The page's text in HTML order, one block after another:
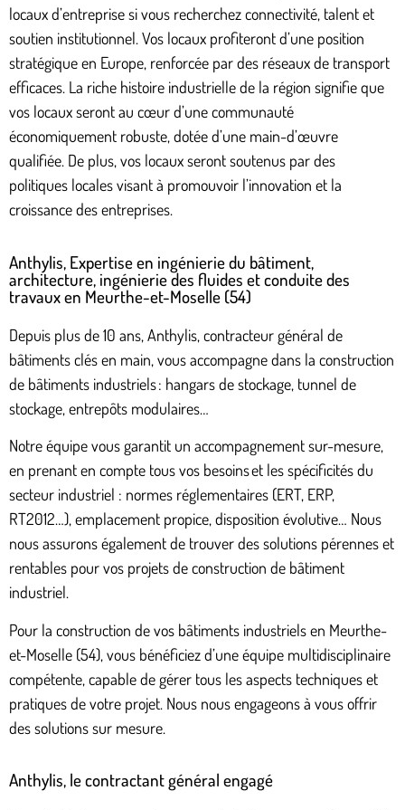
locaux d’entreprise si vous recherchez connectivité, talent et
soutien institutionnel. Vos locaux profiteront d’une position
stratégique en Europe, renforcée par des réseaux de transport
efficaces. La riche histoire industrielle de la région signifie que
vos locaux seront au cœur d’une communauté
économiquement robuste, dotée d’une main-d’œuvre
qualifiée. De plus, vos locaux seront soutenus par des
politiques locales visant à promouvoir l’innovation et la
croissance des entreprises.
Anthylis, Expertise en ingénierie du bâtiment,
architecture, ingénierie des fluides et conduite des
travaux en Meurthe-et-Moselle (54)
Depuis plus de 10 ans, Anthylis, contracteur général de
bâtiments clés en main, vous accompagne dans la construction
de bâtiments industriels : hangars de stockage, tunnel de
stockage, entrepôts modulaires…
Notre équipe vous garantit un accompagnement sur-mesure,
en prenant en compte tous vos besoins et les spécificités du
secteur industriel : normes réglementaires (ERT, ERP,
RT2012…), emplacement propice, disposition évolutive… Nous
nous assurons également de trouver des solutions pérennes et
rentables pour vos projets de construction de bâtiment
industriel.
Pour la construction de vos bâtiments industriels en Meurthe-
et-Moselle (54), vous bénéficiez d’une équipe multidisciplinaire
compétente, capable de gérer tous les aspects techniques et
pratiques de votre projet. Nous nous engageons à vous offrir
des solutions sur mesure.
Anthylis, le contractant général engagé